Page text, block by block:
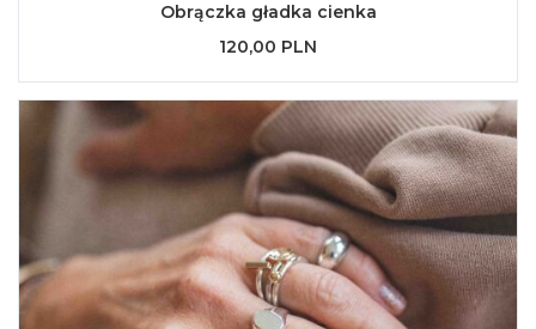
Obrączka gładka cienka
120,00 PLN